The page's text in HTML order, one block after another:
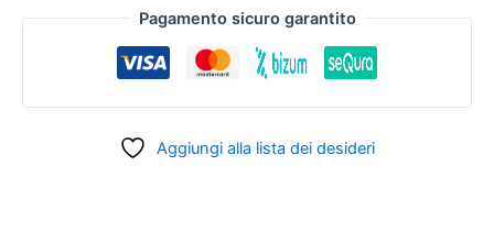
Pagamento sicuro garantito
Aggiungi alla lista dei desideri